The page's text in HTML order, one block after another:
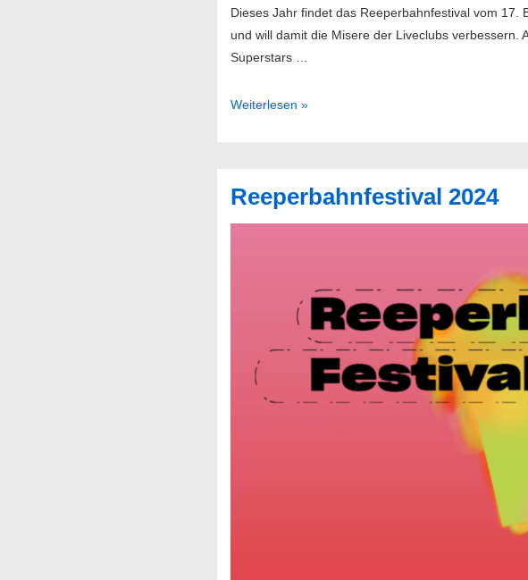
Dieses Jahr findet das Reeperbahnfestival vom
und will damit die Misere der Liveclubs
Superstars …
Reeperbahnfestival
Weiterlesen »
Reeperbahnfestival 2024